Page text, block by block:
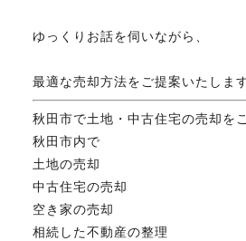
ゆっくりお話を伺いながら、
最適な売却方法をご提案いたします
秋田市で土地・中古住宅の売却を
秋田市内で
土地の売却
中古住宅の売却
空き家の売却
相続した不動産の整理